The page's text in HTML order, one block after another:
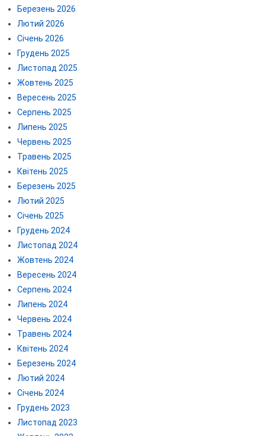
Березень 2026
Лютий 2026
Січень 2026
Грудень 2025
Листопад 2025
Жовтень 2025
Вересень 2025
Серпень 2025
Липень 2025
Червень 2025
Травень 2025
Квітень 2025
Березень 2025
Лютий 2025
Січень 2025
Грудень 2024
Листопад 2024
Жовтень 2024
Вересень 2024
Серпень 2024
Липень 2024
Червень 2024
Травень 2024
Квітень 2024
Березень 2024
Лютий 2024
Січень 2024
Грудень 2023
Листопад 2023